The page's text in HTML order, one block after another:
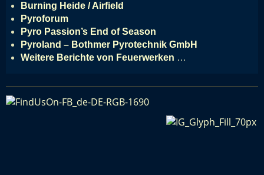
Burning Heide / Airfield
Pyroforum
Pyro Passion’s End of Season
Pyroland – Bothmer Pyrotechnik GmbH
Weitere Berichte von Feuerwerken …